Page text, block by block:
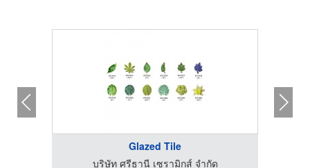
Glazed Tile
บริษัท ศรีธานี เซรามิกส์ จำกัด